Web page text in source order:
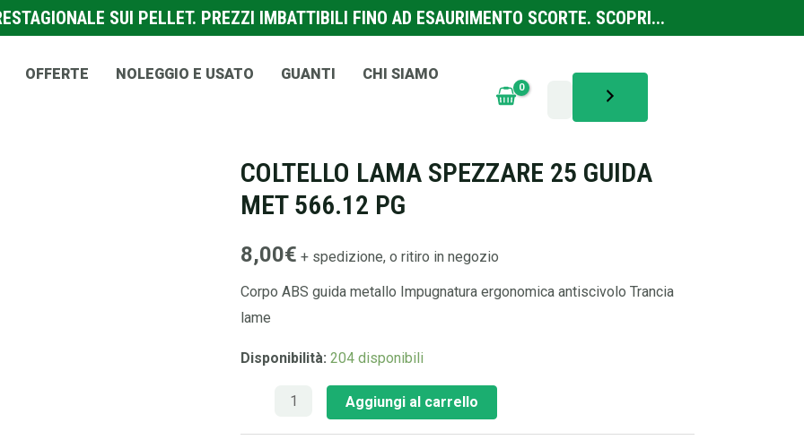
SUI PELLET. PREZZI IMBATTIBILI FINO AD ESAURIMENTO SCORTE. SCOPRI...
OFFERTE NOLEGGIO E USATO GUANTI CHI SIAMO
COLTELLO LAMA SPEZZARE 25 GUIDA
MET 566.12 PG
8,00€ + spedizione, o ritiro in negozio
Corpo ABS guida metallo Impugnatura ergonomica antiscivolo Trancia
lame
Disponibilità: 204 disponibili
Aggiungi al carrello